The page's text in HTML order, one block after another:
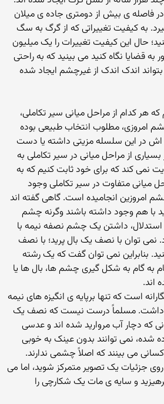
در فاصله ی بیش از دومتری جاده ی میلان
به کیفیت تغییراتی که از گرگ به سگ
حال این کیفیت تغییرات را یک میلیون
به قضایا نگاه کنید می بینید که به راحتی
اندک اندک از غیرچشم ایجاد شده
که هر کدام از مراحل میانی سیر تکاملی،
امروزی، مطلوب انتخاب طبیعی بوده
در این سلسله مزیتی داشته یا دست
بسیاری از مراحل میانی در سیر تکاملی به
نمی کند که برای خود ثابت کنیم که به
میانی متفاوت در سیر تکاملی وجود
امروزین انجامیده است. گاهی گفته اند
با هم وجود داشته باشند وگرنه چشم
استدلال، داشتن یک چشم نصفه نیمه با
نمی توان با نصف یک بال پرید؛ با نصف
بنابراین نمی توان گفت که یک رشته
به گام به شکل گیری چشم ها، بال ها یا
اند.
است که تنها برپایه ی انگیزه های نیمه
داشت. مسلماً درست نیست که نصف یک
که دچار آب مروارید شده اند و عدسی
شده، نمی توانند بدون عینک به خوبی
کسانی می بینند که اصلاً چشمی ندارند.
جزئیات یک تصویر متمرکز شوید، اما می
و سایه ی مات یک شکارچی را